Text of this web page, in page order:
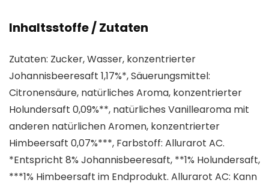
Inhaltsstoffe / Zutaten
Zutaten: Zucker, Wasser, konzentrierter
Johannisbeeresaft 1,17%*, Säuerungsmittel:
Citronensäure, natürliches Aroma, konzentrierter
Holundersaft 0,09%**, natürliches Vanillearoma mit
anderen natürlichen Aromen, konzentrierter
Himbeersaft 0,07%***, Farbstoff: Allurarot AC.
*Entspricht 8% Johannisbeeresaft, **1% Holundersaft,
***1% Himbeersaft im Endprodukt. Allurarot AC: Kann